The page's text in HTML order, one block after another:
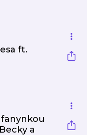
ft.
fanynkou
a